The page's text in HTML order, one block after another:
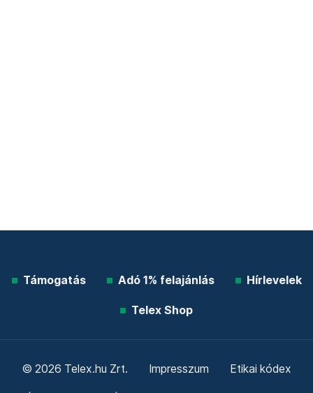
Támogatás Adó 1% felajánlás Hírlevelek
Telex Shop
© 2026 Telex.hu Zrt. Impresszum Etikai kódex